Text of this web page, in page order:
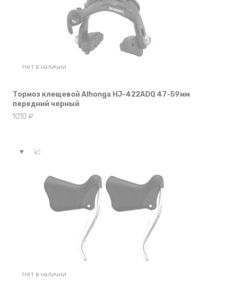
Нет в наличии
Тормоз клещевой Alhonga HJ-422ADQ 47-59мм
передний черный
1010 ₽
Нет в наличии